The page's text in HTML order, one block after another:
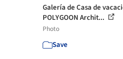
Galería de Casa de
POLYGOON Archit...
Photo
Save